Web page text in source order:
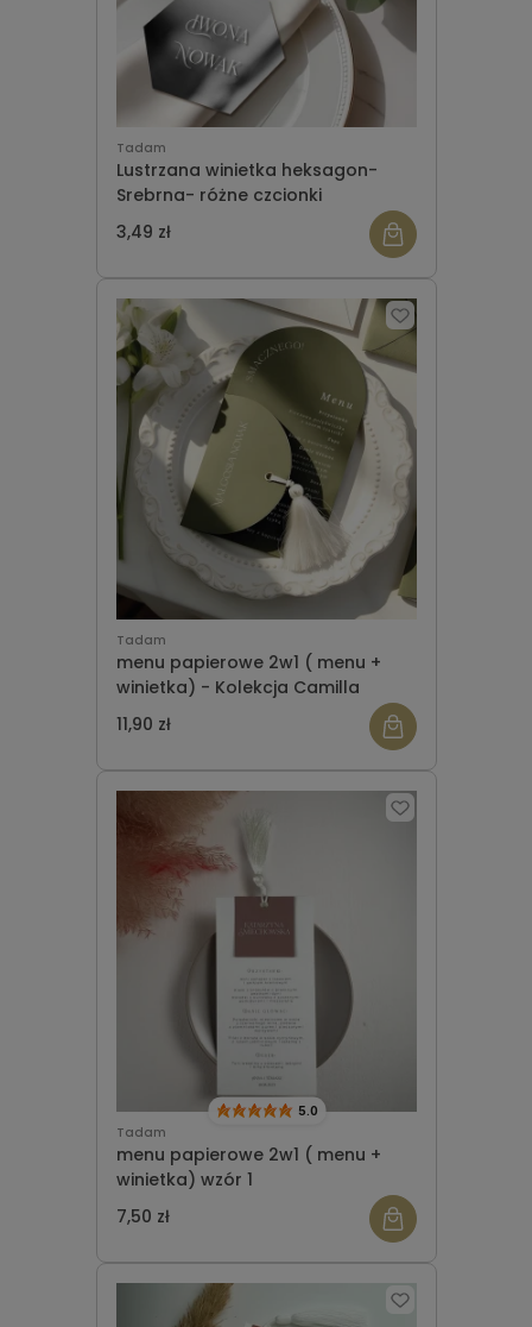
Tadam
Lustrzana winietka heksagon-
Srebrna- różne czcionki
3,49 zł
Tadam
menu papierowe 2w1 ( menu +
winietka) - Kolekcja Camilla
11,90 zł
Tadam
menu papierowe 2w1 ( menu +
winietka) wzór 1
5.0
7,50 zł